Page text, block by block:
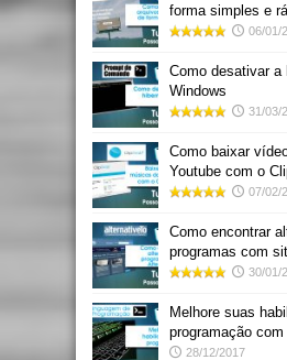
forma simples e
06/01/
Como desativar a
Windows
31/03/
Como baixar
Youtube com o
07/02/
Como encontrar
programas com
30/01/
Melhore suas
programação
28/12/2017